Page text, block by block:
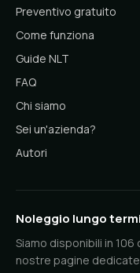
Preventivo gratuito
Come funziona
Guide NLT
FAQ
Chi siamo
Sei un'azienda?
Autori
Noleggio lungo
Siamo disponibili in
nostre pagine